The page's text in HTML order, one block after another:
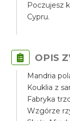
Poczujesz
Cypru.
OPIS
Mandria
Kouklia z
Fabryka
Wzgórze